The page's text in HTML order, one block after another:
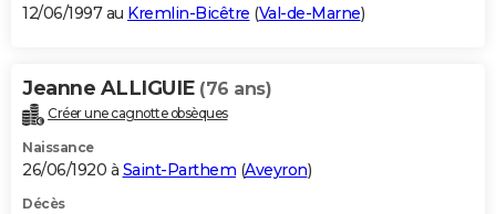
12/06/1997 au Kremlin-Bicêtre (Val-de-Marne)
Jeanne ALLIGUIE (76 ans)
Créer une cagnotte obsèques
Naissance
26/06/1920 à Saint-Parthem (Aveyron)
Décès